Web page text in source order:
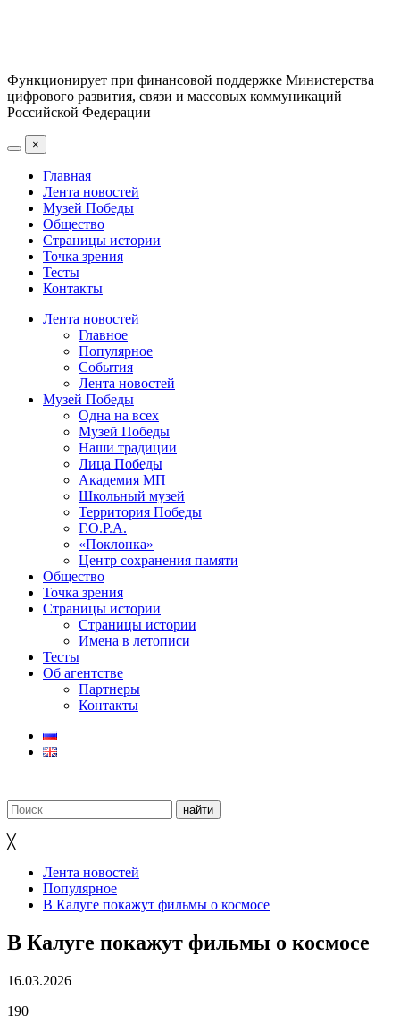
Функционирует при финансовой поддержке Министерства
цифрового развития, связи и массовых коммуникаций
Российской Федерации
×
Главная
Лента новостей
Музей Победы
Общество
Страницы истории
Точка зрения
Тесты
Контакты
Лента новостей
Главное
Популярное
События
Лента новостей
Музей Победы
Одна на всех
Музей Победы
Наши традиции
Лица Победы
Академия МП
Школьный музей
Территория Победы
Г.О.Р.А.
«Поклонка»
Центр сохранения памяти
Общество
Точка зрения
Страницы истории
Страницы истории
Имена в летописи
Тесты
Об агентстве
Партнеры
Контакты
╳
Лента новостей
Популярное
В Калуге покажут фильмы о космосе
В Калуге покажут фильмы о космосе
16.03.2026
190